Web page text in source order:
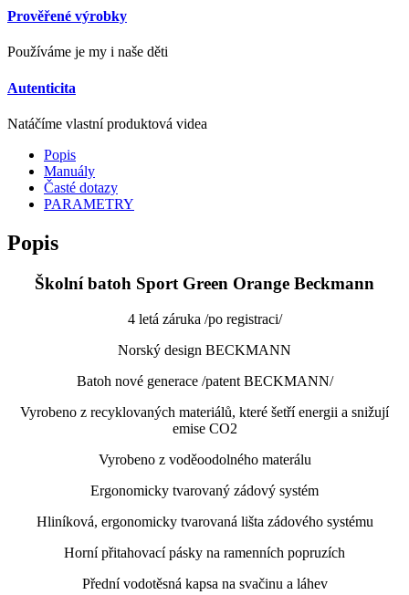
Prověřené výrobky
Používáme je my i naše děti
Autenticita
Natáčíme vlastní produktová videa
Popis
Manuály
Časté dotazy
PARAMETRY
Popis
Školní batoh Sport Green Orange Beckmann
4 letá záruka /po registraci/
Norský design BECKMANN
Batoh nové generace /patent BECKMANN/
Vyrobeno z recyklovaných materiálů, které šetří energii a snižují
emise CO2
Vyrobeno z voděoodolného materálu
Ergonomicky tvarovaný zádový systém
Hliníková, ergonomicky tvarovaná lišta zádového systému
Horní přitahovací pásky na ramenních popruzích
Přední vodotěsná kapsa na svačinu a láhev